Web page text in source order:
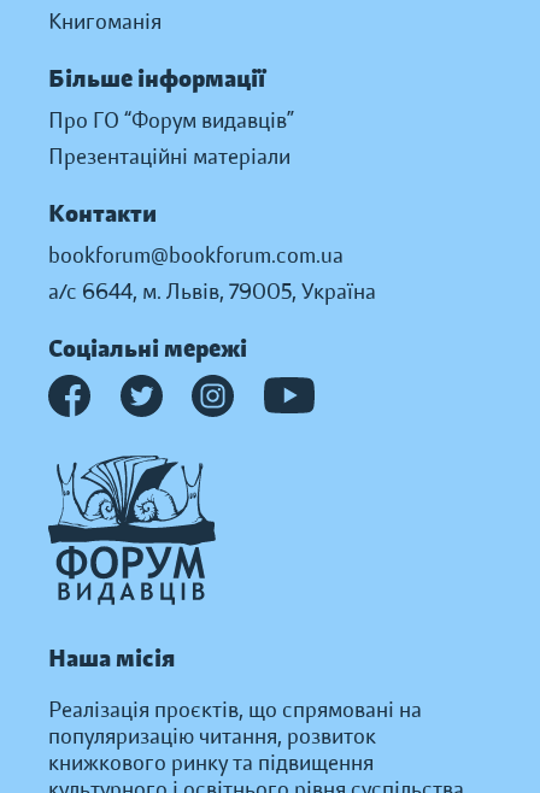
Книгоманія
Більше інформації
Про ГО “Форум видавців”
Презентаційні матеріали
Контакти
bookforum@bookforum.com.ua
а/с 6644, м. Львів, 79005, Україна
Соціальні мережі
Наша місія
Реалізація проєктів, що спрямовані на
популяризацію читання, розвиток
книжкового ринку та підвищення